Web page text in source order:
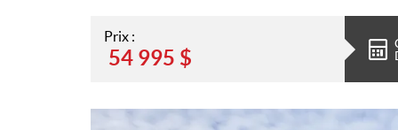
Prix :
54 995 $